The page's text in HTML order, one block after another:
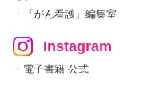
・『がん看護』編集室
Instagram
・電子書籍 公式